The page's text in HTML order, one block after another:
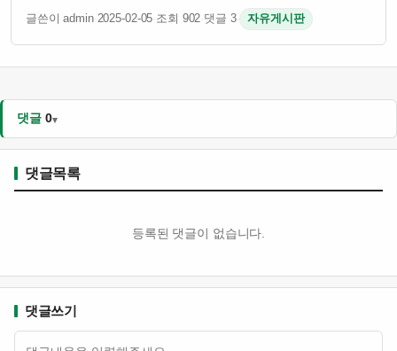
이슈임 그런데 슈어저 나이 41살인데도 불구하고 여전히
경기력이 괜찮은 걸로 알려져 있음 토론토 입장에서는 유명
투수를 영입해서 팀 전력을 보강하려는 의도인 듯 …
글쓴이 admin·2025-02-05·조회 902·댓글 3· 자유게시판
댓글 0
댓글목록
등록된 댓글이 없습니다.
댓글쓰기